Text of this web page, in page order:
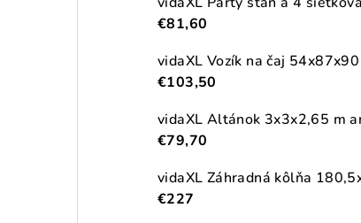
€81,60
€103,50
€79,70
€227